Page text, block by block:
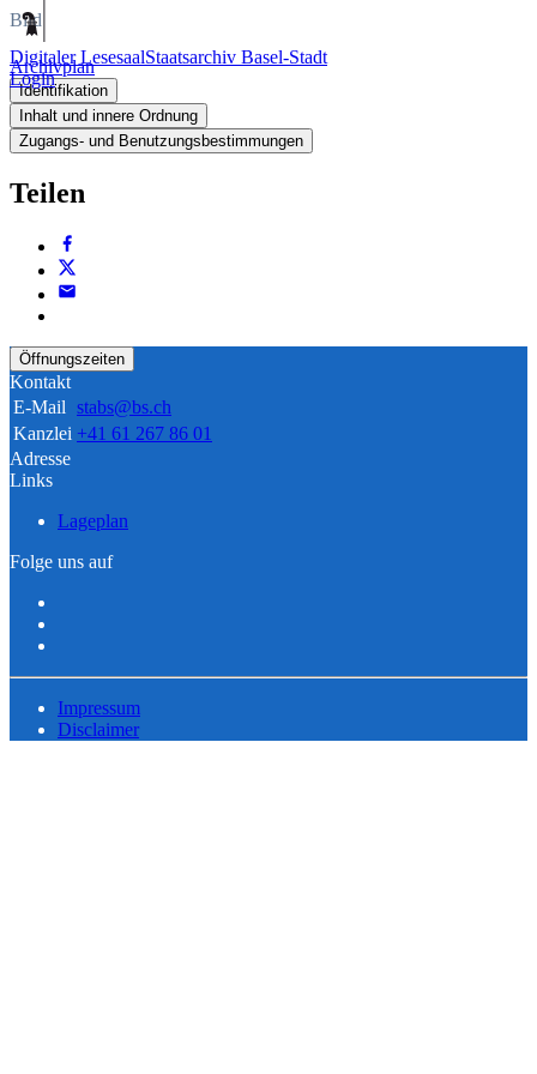
Digitaler LesesaalStaatsarchiv Basel-Stadt
Login
Bild
Archivplan
Identifikation
Inhalt und innere Ordnung
Zugangs- und Benutzungsbestimmungen
Teilen
Öffnungszeiten
Kontakt
E-Mail stabs@bs.ch
Kanzlei +41 61 267 86 01
Adresse
Links
Lageplan
Folge uns auf
Impressum
Disclaimer